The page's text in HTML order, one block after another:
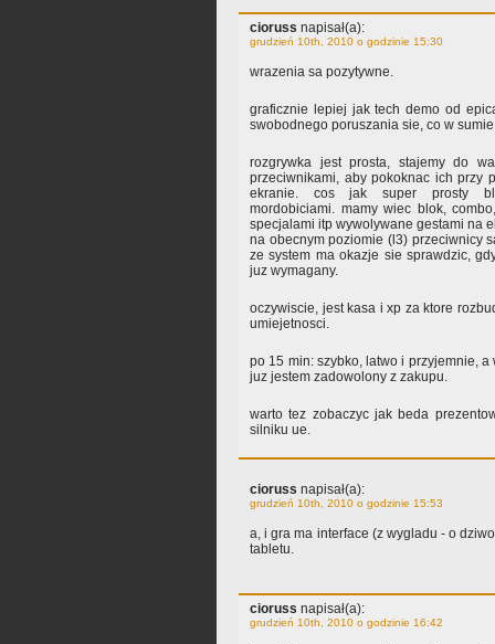
cioruss napisał(a):
grudzień 10th, 2010 o godzinie 15:30
wrazenia sa pozytywne.
graficznie lepiej jak tech demo od
swobodnego poruszania sie, co w
rozgrywka jest prosta, stajemy do
przeciwnikami, aby pokoknac ich przy
ekranie. cos jak super prosty
mordobiciami. mamy wiec blok,
specjalami itp wywolywane gestami na
na obecnym poziomie (l3) przeciwnicy
ze system ma okazje sie sprawdzic,
juz wymagany.
oczywiscie, jest kasa i xp za ktore
umiejetnosci.
po 15 min: szybko, latwo i przyjemnie,
juz jestem zadowolony z zakupu.
warto tez zobaczyc jak beda
silniku ue.
cioruss napisał(a):
grudzień 10th, 2010 o godzinie 15:53
a, i gra ma interface (z wygladu - o
tabletu.
cioruss napisał(a):
grudzień 10th, 2010 o godzinie 16:42